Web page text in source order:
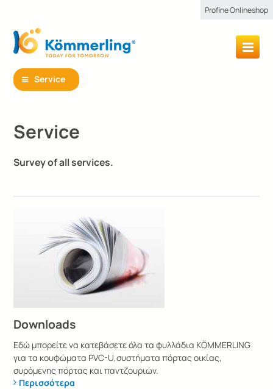
Profine Onlineshop
Service
Service
Survey of all services.
Downloads
Εδώ μπορείτε να κατεβάσετε όλα τα φυλλάδια KÖMMERLING
για τα κουφώματα PVC-U,συστήματα πόρτας οικίας,
συρόμενης πόρτας και παντζουριών.
Περισσότερα